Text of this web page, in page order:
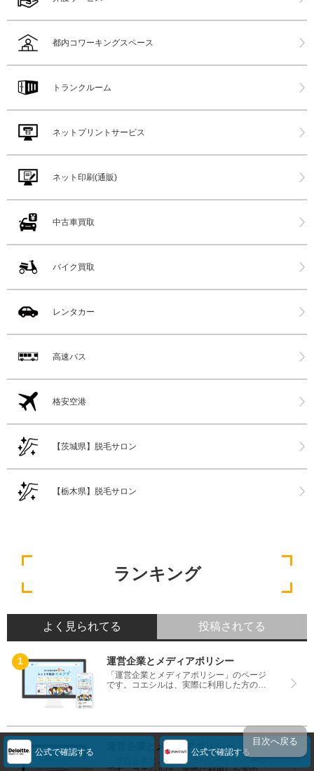
公式で確認する 公式で確認する
都内コワーキングスペース
トランクルーム
ネットプリントサービス
ネット印刷(通販)
中古車買取
バイク買取
レンタカー
高速バス
格安空港
【茨城県】脱毛サロン
【栃木県】脱毛サロン
ランキング
よく見られてる 投稿されてる
運営企業とメディアポリシー
「運営企業とメディアポリシー」のページ
です。コエシルは、実際に利用した方の口
なく、悪い口コミもしっかり掲載している
ので、サービスや商品選びにお役立てくだ
運営企業とメディアポリシー
「運営企業とメディアポリシー」のページ
目次へ戻る